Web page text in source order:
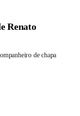
Renato
de chapa